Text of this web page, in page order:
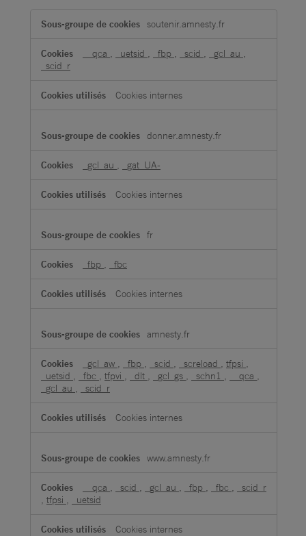
pour
publicité
ciblée
soutenir.amnesty.fr
__qca _uetsid _fbp _scid _gcl_au
_scid_r
Cookies internes
donner.amnesty.fr
_gcl_au _gat_UA-
Cookies internes
fr
_fbp _fbc
Cookies internes
amnesty.fr
_gcl_aw _fbp _scid _screload tfpsi
_uetsid
_fbc tfpvi _dlt _gcl_gs _schn1 __qca
_gcl_au
_scid_r
Cookies internes
www.amnesty.fr
__qca _scid _gcl_au _fbp _fbc
_scid_r
tfpsi _uetsid
Cookies internes